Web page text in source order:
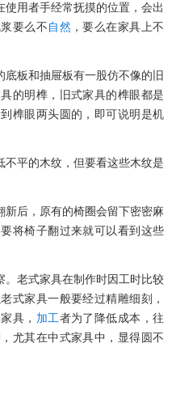
使用者手经常抚摸的位置，会出
要么不自然 ，要么在家具上不
板和抽屉板有一股仿不像的旧
的明榫，旧式家具的榫眼都是
榫眼两头圆的，即可说明是机
平的木纹，但要看这些木纹是
后，原有的椅圈会留下密密麻
将椅子翻过来就可以看到这些
。老式家具在制作时因工时比较
式家具一般要经过精雕细刻，
具， 加工者为了降低成本，往
尤其在中式家具中，显得圆不